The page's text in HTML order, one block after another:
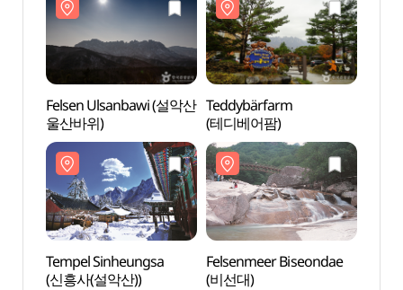
Felsen Ulsanbawi (설악산
울산바위)
Teddybärfarm
(테디베어팜)
Tempel Sinheungsa
(신흥사(설악산))
Felsenmeer Biseondae
(비선대)